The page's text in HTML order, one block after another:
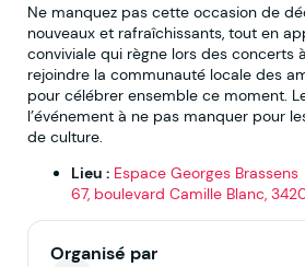
Ne manquez pas cette occasion de
nouveaux et rafraîchissants, tout en
conviviale qui règne lors des concerts
rejoindre la communauté locale des
pour célébrer ensemble ce moment.
l’événement à ne pas manquer pour
de culture.
Lieu : Espace Georges Brassens
67, boulevard Camille Blanc,
Organisé par